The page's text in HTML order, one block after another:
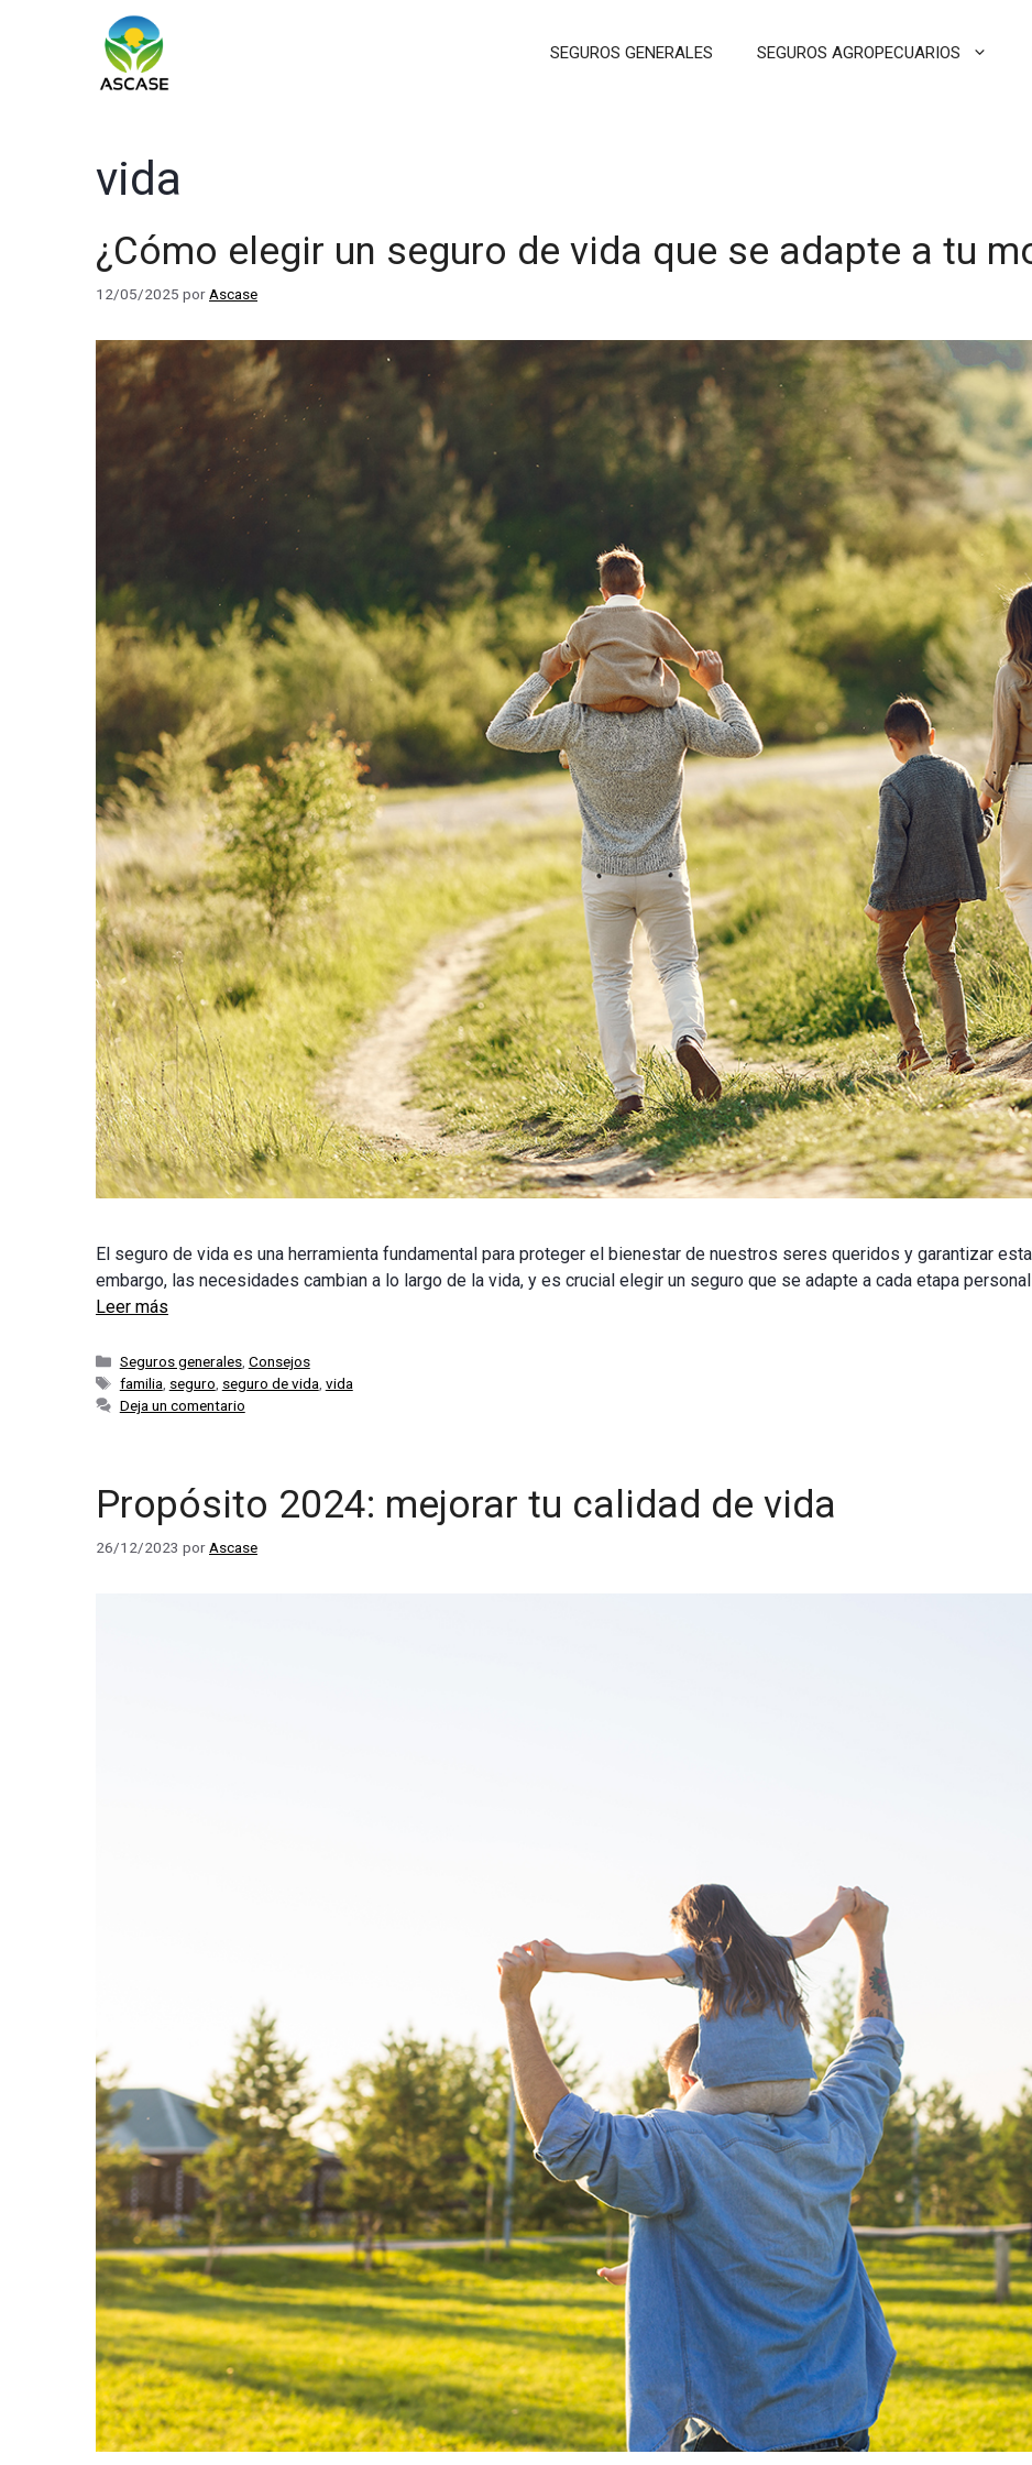
SEGUROS GENERALES SEGUROS AGROPECUARIOS
vida
¿Cómo elegir un seguro de vida que se adapte a tu
12/05/2025 por Ascase
El seguro de vida es una herramienta fundamental para proteger el bienestar de nuestros seres queridos y garantizar
embargo, las necesidades cambian a lo largo de la vida, y es crucial elegir un seguro que se adapte a cada etapa
Leer más
Categorías
Seguros generales, Consejos
Etiquetas
familia seguro seguro de vida vida
Deja un comentario
Propósito 2024: mejorar tu calidad de vida
26/12/2023 por Ascase